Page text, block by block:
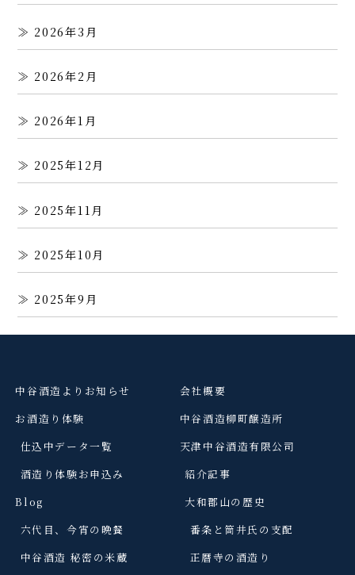
2026年3月
2026年2月
2026年1月
2025年12月
2025年11月
2025年10月
2025年9月
中谷酒造よりお知らせ
お酒造り体験
仕込中データ一覧
酒造り体験お申込み
Blog
六代目、今宵の晩餐
中谷酒造 秘密の米蔵
会社概要
中谷酒造柳町醸造所
天津中谷酒造有限公司
紹介記事
大和郡山の歴史
番条と筒井氏の支配
正暦寺の酒造り